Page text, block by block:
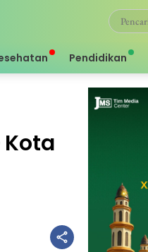
Pendidikan
Kota